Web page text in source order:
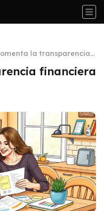
la transparencia
financiera en la pareja
financiera